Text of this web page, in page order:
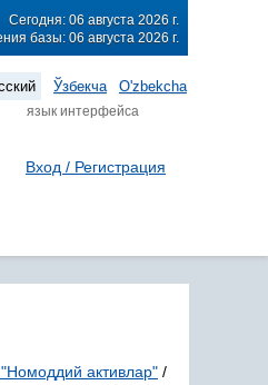
Сегодня: 06 августа 2026 г.
базы: 06 августа 2026 г.
Ўзбекча O'zbekcha
язык интерфейса
Вход / Регистрация
активлар" /